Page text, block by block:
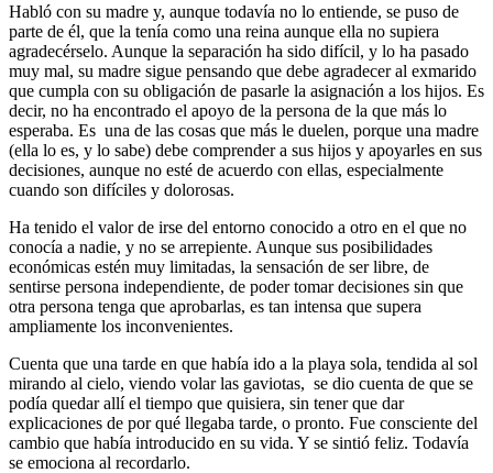
Habló con su madre y, aunque todavía no lo entiende, se puso de
parte de él, que la tenía como una reina aunque ella no supiera
agradecérselo. Aunque la separación ha sido difícil, y lo ha pasado
muy mal, su madre sigue pensando que debe agradecer al exmarido
que cumpla con su obligación de pasarle la asignación a los hijos. Es
decir, no ha encontrado el apoyo de la persona de la que más lo
esperaba. Es una de las cosas que más le duelen, porque una madre
(ella lo es, y lo sabe) debe comprender a sus hijos y apoyarles en sus
decisiones, aunque no esté de acuerdo con ellas, especialmente
cuando son difíciles y dolorosas.
Ha tenido el valor de irse del entorno conocido a otro en el que no
conocía a nadie, y no se arrepiente. Aunque sus posibilidades
económicas estén muy limitadas, la sensación de ser libre, de
sentirse persona independiente, de poder tomar decisiones sin que
otra persona tenga que aprobarlas, es tan intensa que supera
ampliamente los inconvenientes.
Cuenta que una tarde en que había ido a la playa sola, tendida al sol
mirando al cielo, viendo volar las gaviotas, se dio cuenta de que se
podía quedar allí el tiempo que quisiera, sin tener que dar
explicaciones de por qué llegaba tarde, o pronto. Fue consciente del
cambio que había introducido en su vida. Y se sintió feliz. Todavía
se emociona al recordarlo.